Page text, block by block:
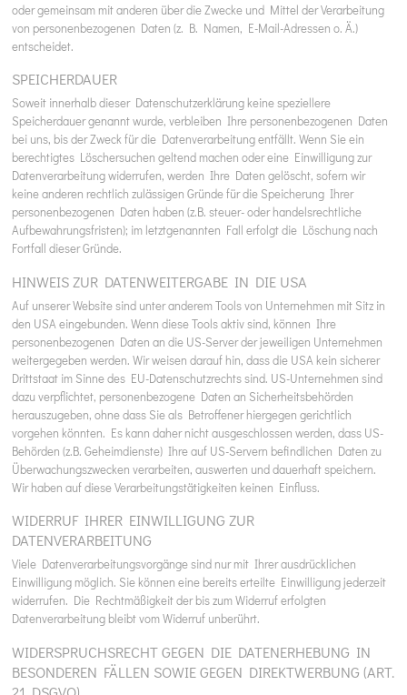
oder gemeinsam mit anderen über die Zwecke und Mittel der Verarbeitung
von personenbezogenen Daten (z. B. Namen, E-Mail-Adressen o. Ä.)
entscheidet.
SPEICHERDAUER
Soweit innerhalb dieser Datenschutzerklärung keine speziellere
Speicherdauer genannt wurde, verbleiben Ihre personenbezogenen Daten
bei uns, bis der Zweck für die Datenverarbeitung entfällt. Wenn Sie ein
berechtigtes Löschersuchen geltend machen oder eine Einwilligung zur
Datenverarbeitung widerrufen, werden Ihre Daten gelöscht, sofern wir
keine anderen rechtlich zulässigen Gründe für die Speicherung Ihrer
personenbezogenen Daten haben (z.B. steuer- oder handelsrechtliche
Aufbewahrungsfristen); im letztgenannten Fall erfolgt die Löschung nach
Fortfall dieser Gründe.
HINWEIS ZUR DATENWEITERGABE IN DIE USA
Auf unserer Website sind unter anderem Tools von Unternehmen mit Sitz in
den USA eingebunden. Wenn diese Tools aktiv sind, können Ihre
personenbezogenen Daten an die US-Server der jeweiligen Unternehmen
weitergegeben werden. Wir weisen darauf hin, dass die USA kein sicherer
Drittstaat im Sinne des EU-Datenschutzrechts sind. US-Unternehmen sind
dazu verpflichtet, personenbezogene Daten an Sicherheitsbehörden
herauszugeben, ohne dass Sie als Betroffener hiergegen gerichtlich
vorgehen könnten. Es kann daher nicht ausgeschlossen werden, dass US-
Behörden (z.B. Geheimdienste) Ihre auf US-Servern befindlichen Daten zu
Überwachungszwecken verarbeiten, auswerten und dauerhaft speichern.
Wir haben auf diese Verarbeitungstätigkeiten keinen Einfluss.
WIDERRUF IHRER EINWILLIGUNG ZUR
DATENVERARBEITUNG
Viele Datenverarbeitungsvorgänge sind nur mit Ihrer ausdrücklichen
Einwilligung möglich. Sie können eine bereits erteilte Einwilligung jederzeit
widerrufen. Die Rechtmäßigkeit der bis zum Widerruf erfolgten
Datenverarbeitung bleibt vom Widerruf unberührt.
WIDERSPRUCHSRECHT GEGEN DIE DATENERHEBUNG IN
BESONDEREN FÄLLEN SOWIE GEGEN DIREKTWERBUNG (ART.